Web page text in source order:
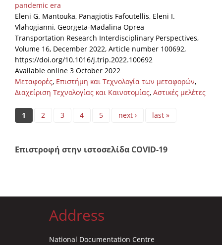
pandemic era
Eleni G. Mantouka, Panagiotis Fafoutellis, Eleni I.
Vlahogianni, Georgeta-Madalina Oprea
Transportation Research Interdisciplinary Perspectives,
Volume 16, December 2022, Article number 100692,
https://doi.org/10.1016/j.trip.2022.100692
Available online 3 October 2022
Μεταφορές, Επιστήμη και Τεχνολογία των μεταφορών,
Διαχείριση Τεχνολογίας και Καινοτομίας, Αστικές μελέτες
Pages
1 2 3 4 5 next › last »
Επιστροφή στην ιστοσελίδα COVID-19
Address
National Documentation Centre